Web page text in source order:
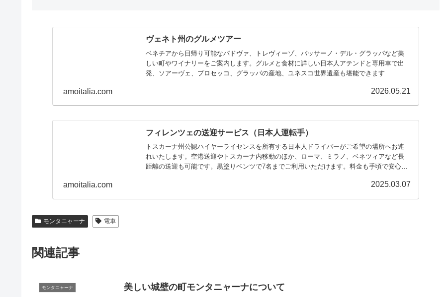
ヴェネト州のグルメツアー
ベネチアから日帰り可能なパドヴァ、トレヴィーゾ、‏バッサーノ・デル・グラッパなど美
しい町やワイナリーをご案内します。グルメと食材に詳しい日本人アテンドと専用車で出
発、ソアーヴェ、プロセッコ、グラッパの産地、ユネスコ世界遺産も堪能できます
amoitalia.com 2026.05.21
フィレンツェの送迎サービス（日本人運転手）
トスカーナ州公認ハイヤーライセンスを所有する日本人ドライバーがご希望の場所へお連
れいたします。空港送迎やトスカーナ内移動のほか、ローマ、ミラノ、ベネツィアなど長
距離の送迎も可能です。黒塗りベンツで7名までご利用いただけます。料金も手頃で安心で
amoitalia.com 2025.03.07
モンタニャーナ 電車
関連記事
モンタニャーナ 美しい城壁の町モンタニャーナについて